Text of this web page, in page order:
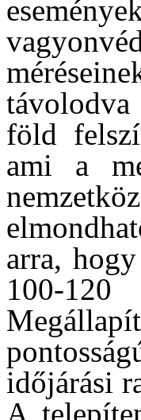
föld
ami a
arra,
100-
időjárási
A